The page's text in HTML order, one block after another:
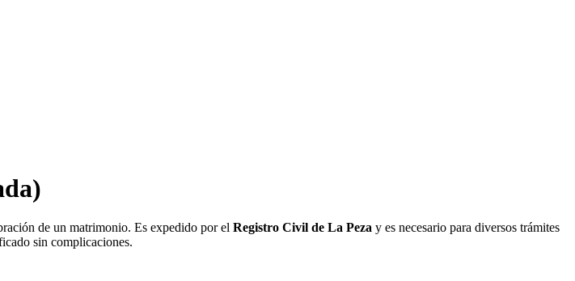
de un matrimonio. Es expedido por el Registro Civil de La Peza y es necesario para diversos trámites
sin complicaciones.